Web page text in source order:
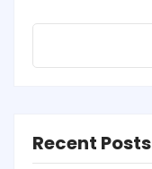
Recent Posts